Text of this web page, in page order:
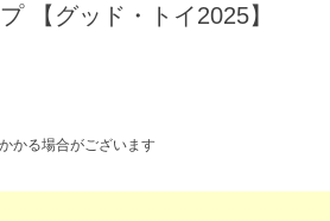
【グッド・トイ2025】
かる場合がございます